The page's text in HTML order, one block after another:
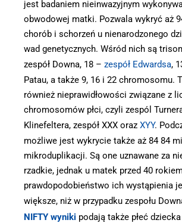
jest badaniem nieinwazyjnym
obwodowej matki. Pozwala wykryć aż
chorób i schorzeń u nienarodzonego
wad genetycznych. Wśród nich są
zespół Downa, 18 – zespół Edwardsa,
Patau, a także 9, 16 i 22 chromosomu.
również nieprawidłowości związane z
chromosomów płci, czyli zespól
Klinefeltera, zespół XXX oraz XYY.
możliwe jest wykrycie także aż 84 84
mikroduplikacji. Są one uznawane za
rzadkie, jednak u matek przed 40
prawdopodobieństwo ich wystąpienia
większe, niż w przypadku zespołu
NIFTY wyniki podają także płeć